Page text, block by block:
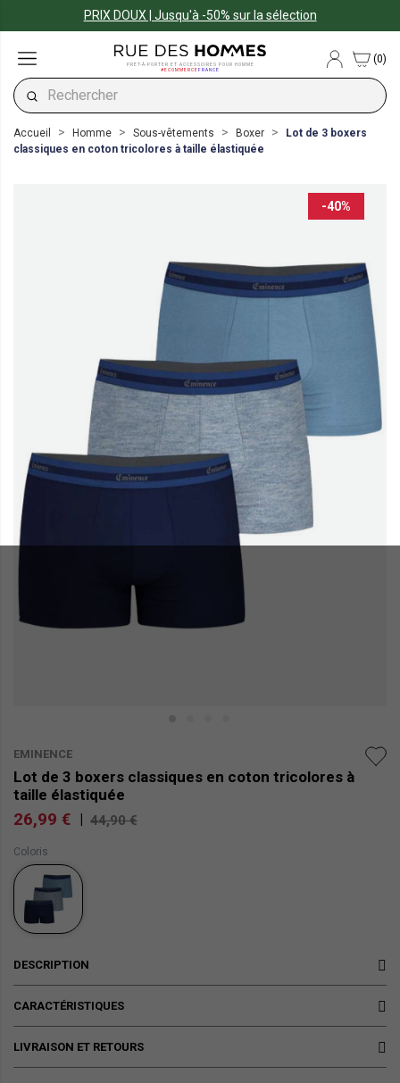
PRIX DOUX | Jusqu'à -50% sur la sélection
PRÊT-À-PORTER ET ACCESSOIRES POUR HOMME
#ECOMMERCEFRANCE
(0)
Accueil Homme Sous-vêtements Boxer
Lot de 3 boxers
classiques en coton tricolores à taille élastiquée
-40%
EMINENCE
Lot de 3 boxers classiques en coton tricolores à
taille élastiquée
26,99 € 44,90 €
Coloris
DESCRIPTION
CARACTÉRISTIQUES
LIVRAISON ET RETOURS